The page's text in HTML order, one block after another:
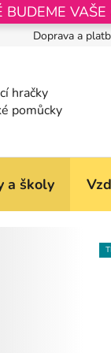
Doprava a
a školy